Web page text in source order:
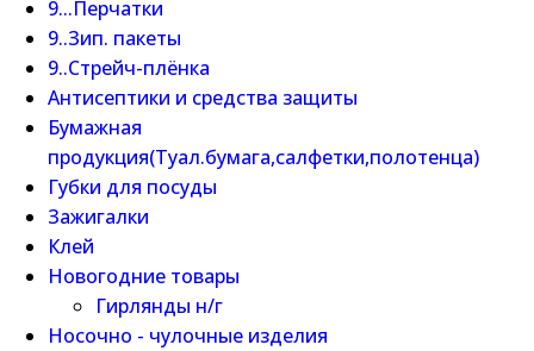
9...Перчатки
9..Зип. пакеты
9..Стрейч-плёнка
Антисептики и средства защиты
Бумажная
продукция(Туал.бумага,салфетки,полотенца)
Губки для посуды
Зажигалки
Клей
Новогодние товары
Гирлянды н/г
Носочно - чулочные изделия